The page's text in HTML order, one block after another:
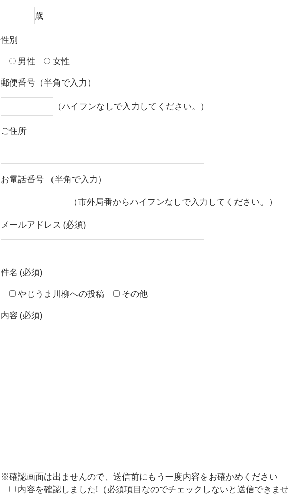
歳
性別
男性
女性
郵便番号（半角で入力）
（ハイフンなしで入力してください。）
ご住所
お電話番号 （半角で入力）
（市外局番からハイフンなしで入力してください。）
メールアドレス (必須)
件名 (必須)
やじうま川柳への投稿
その他
内容 (必須)
※確認画面は出ませんので、送信前にもう一度内容をお確かめください
内容を確認しました!（必須項目なのでチェックしないと送信できま